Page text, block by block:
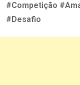
#Competição
#Desafio